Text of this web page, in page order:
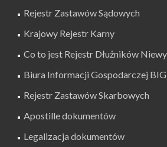
Rejestr Zastawów Sądowych
Krajowy Rejestr Karny
Co to jest Rejestr Dłużników
Biura Informacji Gospodarczej
Rejestr Zastawów Skarbowych
Apostille dokumentów
Legalizacja dokumentów